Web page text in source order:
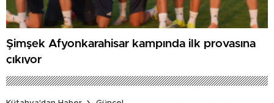
Şimşek Afyonkarahisar kampında ilk provasına
çıkıyor